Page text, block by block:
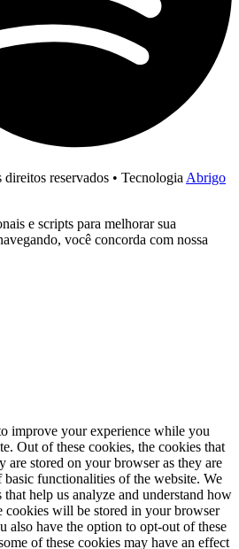
reservados • Tecnologia Abrigo
e scripts para melhorar sua
você concorda com nossa
improve your experience while you
Out of these cookies, the cookies that
are stored on your browser as they are
functionalities of the website. We
help us analyze and understand how
cookies will be stored in your browser
also have the option to opt-out of these
of these cookies may have an effect